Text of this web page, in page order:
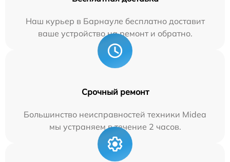
Наш курьер в Барнауле бесплатно доставит
ваше устройство на ремонт и обратно.
Срочный ремонт
Большинство неисправностей техники Midea
мы устраняем в течение 2 часов.